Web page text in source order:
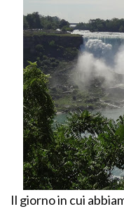
Il giorno in cui